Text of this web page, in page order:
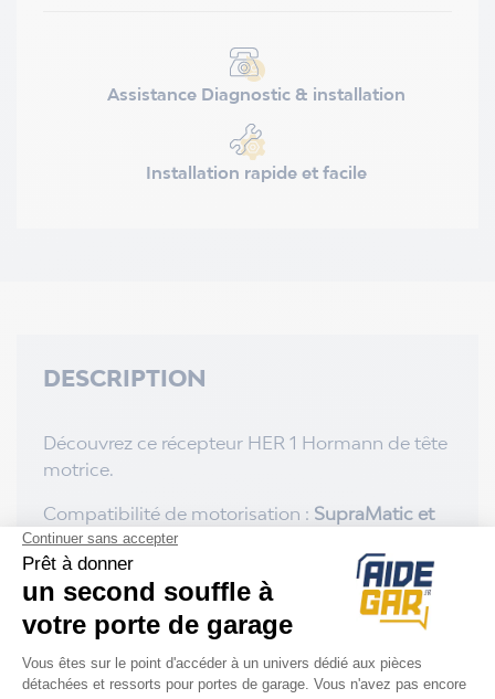
Assistance Diagnostic & installation
Installation rapide et facile
DESCRIPTION
Découvrez ce récepteur HER 1 Hormann de tête
motrice.
Compatibilité de motorisation : SupraMatic et
ProMatic.